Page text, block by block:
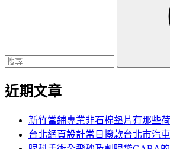
近期文章
新竹當鋪專業非石棉墊片有那些
台北網頁設計當日撥款台北市汽